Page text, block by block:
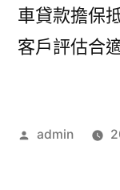
車貸款擔保
客戶評估合
作
admin